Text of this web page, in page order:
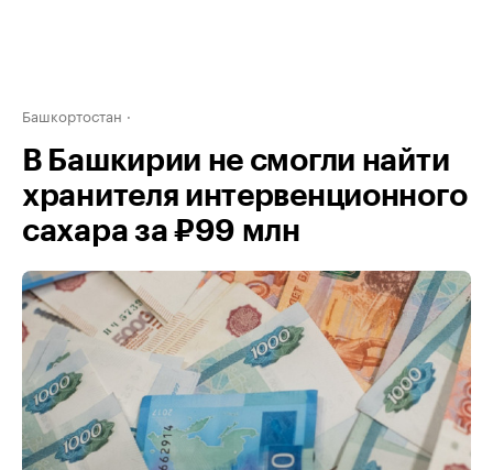
Башкортостан
В Башкирии не смогли найти
хранителя интервенционного
сахара за ₽99 млн